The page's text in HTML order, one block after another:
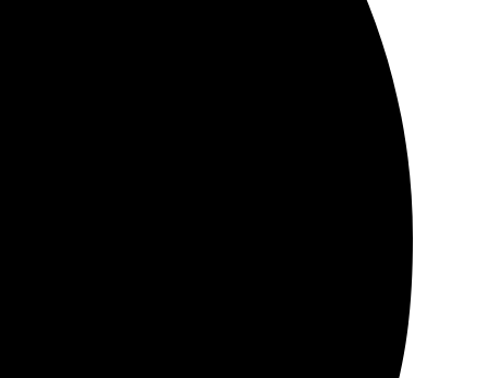
моменты в жизни.
загрузила фотографии. Менеджеры вежливые,